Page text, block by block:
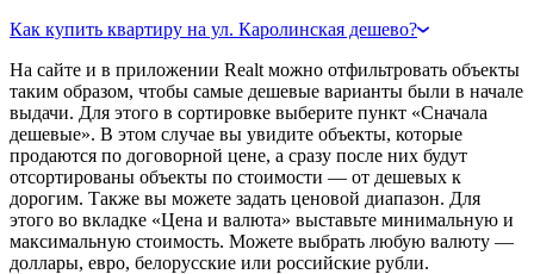
Как купить квартиру на ул. Каролинская дешево?
На сайте и в приложении Realt можно отфильтровать объекты
таким образом, чтобы самые дешевые варианты были в начале
выдачи. Для этого в сортировке выберите пункт «Сначала
дешевые». В этом случае вы увидите объекты, которые
продаются по договорной цене, а сразу после них будут
отсортированы объекты по стоимости — от дешевых к
дорогим. Также вы можете задать ценовой диапазон. Для
этого во вкладке «Цена и валюта» выставьте минимальную и
максимальную стоимость. Можете выбрать любую валюту —
доллары, евро, белорусские или российские рубли.